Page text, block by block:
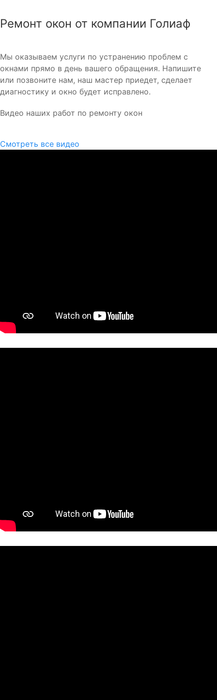
Ремонт окон от компании Голиаф
Мы оказываем услуги по устранению проблем с
окнами прямо в день вашего обращения. Напишите
или позвоните нам, наш мастер приедет, сделает
диагностику и окно будет исправлено.
Видео наших работ по ремонту окон
Смотреть все видео